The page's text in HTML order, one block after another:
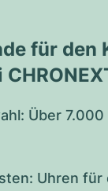
für den
Über
Uhren für